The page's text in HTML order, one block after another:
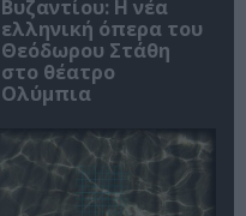
Βυζαντίου: Η νέα
ελληνική όπερα του
Θεόδωρου Στάθη
στο θέατρο
Ολύμπια